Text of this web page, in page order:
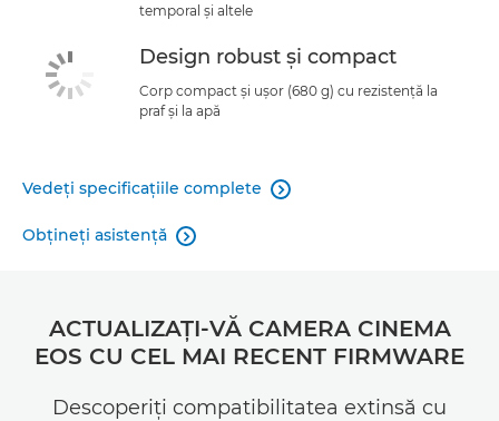
temporal şi altele
Design robust şi compact
Corp compact şi uşor (680 g) cu rezistenţă la
praf şi la apă
Vedeţi specificaţiile complete 
Obţineţi asistenţă 
ACTUALIZAŢI-VĂ CAMERA CINEMA
EOS CU CEL MAI RECENT FIRMWARE
Descoperiţi compatibilitatea extinsă cu